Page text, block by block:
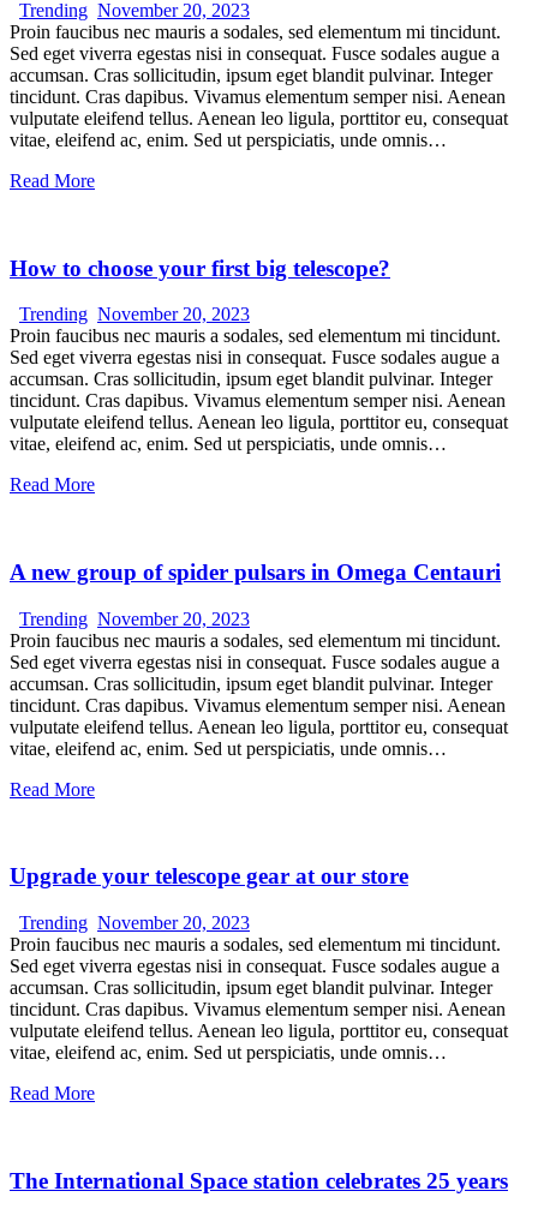
Trending November 20, 2023
Proin faucibus nec mauris a sodales, sed elementum mi tincidunt.
Sed eget viverra egestas nisi in consequat. Fusce sodales augue a
accumsan. Cras sollicitudin, ipsum eget blandit pulvinar. Integer
tincidunt. Cras dapibus. Vivamus elementum semper nisi. Aenean
vulputate eleifend tellus. Aenean leo ligula, porttitor eu, consequat
vitae, eleifend ac, enim. Sed ut perspiciatis, unde omnis…
Read More
How to choose your first big telescope?
Trending November 20, 2023
Proin faucibus nec mauris a sodales, sed elementum mi tincidunt.
Sed eget viverra egestas nisi in consequat. Fusce sodales augue a
accumsan. Cras sollicitudin, ipsum eget blandit pulvinar. Integer
tincidunt. Cras dapibus. Vivamus elementum semper nisi. Aenean
vulputate eleifend tellus. Aenean leo ligula, porttitor eu, consequat
vitae, eleifend ac, enim. Sed ut perspiciatis, unde omnis…
Read More
A new group of spider pulsars in Omega Centauri
Trending November 20, 2023
Proin faucibus nec mauris a sodales, sed elementum mi tincidunt.
Sed eget viverra egestas nisi in consequat. Fusce sodales augue a
accumsan. Cras sollicitudin, ipsum eget blandit pulvinar. Integer
tincidunt. Cras dapibus. Vivamus elementum semper nisi. Aenean
vulputate eleifend tellus. Aenean leo ligula, porttitor eu, consequat
vitae, eleifend ac, enim. Sed ut perspiciatis, unde omnis…
Read More
Upgrade your telescope gear at our store
Trending November 20, 2023
Proin faucibus nec mauris a sodales, sed elementum mi tincidunt.
Sed eget viverra egestas nisi in consequat. Fusce sodales augue a
accumsan. Cras sollicitudin, ipsum eget blandit pulvinar. Integer
tincidunt. Cras dapibus. Vivamus elementum semper nisi. Aenean
vulputate eleifend tellus. Aenean leo ligula, porttitor eu, consequat
vitae, eleifend ac, enim. Sed ut perspiciatis, unde omnis…
Read More
The International Space station celebrates 25 years